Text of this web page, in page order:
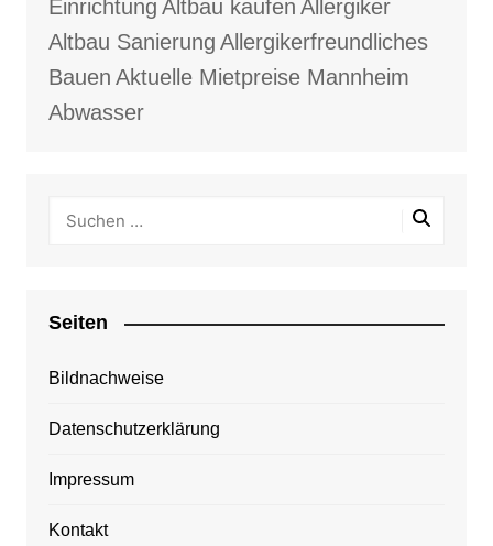
Einrichtung Altbau kaufen Allergiker
Altbau Sanierung Allergikerfreundliches
Bauen Aktuelle Mietpreise Mannheim
Abwasser
Seiten
Bildnachweise
Datenschutzerklärung
Impressum
Kontakt